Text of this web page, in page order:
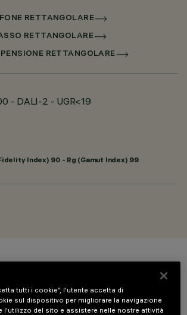
RETTANGOLARE
RETTANGOLARE
RETTANGOLARE
- DALI-2 - UGR<19
Index) 90 - Rg (Gamut Index) 99
tutti i cookie”, l'utente accetta di
sul dispositivo per migliorare la navigazione
l'utilizzo del sito e assistere nelle nostre attività